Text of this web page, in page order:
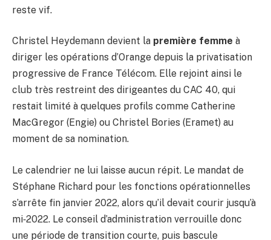
reste vif.
Christel Heydemann devient la première femme à
diriger les opérations d’Orange depuis la privatisation
progressive de France Télécom. Elle rejoint ainsi le
club très restreint des dirigeantes du CAC 40, qui
restait limité à quelques profils comme Catherine
MacGregor (Engie) ou Christel Bories (Eramet) au
moment de sa nomination.
Le calendrier ne lui laisse aucun répit. Le mandat de
Stéphane Richard pour les fonctions opérationnelles
s’arrête fin janvier 2022, alors qu’il devait courir jusqu’à
mi‑2022. Le conseil d’administration verrouille donc
une période de transition courte, puis bascule